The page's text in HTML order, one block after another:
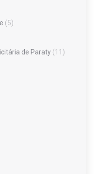
(5)
de Paraty (11)